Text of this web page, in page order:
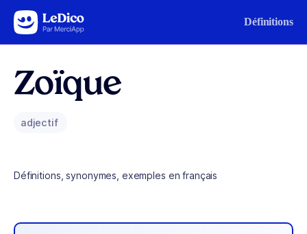
Aller au contenu Définitions
Zoïque
adjectif
Définitions, synonymes, exemples en français